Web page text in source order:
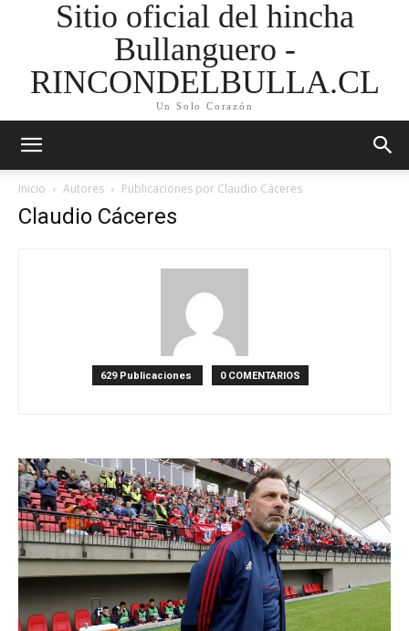
Sitio oficial del hincha
Bullanguero -
RINCONDELBULLA.CL
Un Solo Corazón
Inicio Autores Publicaciones por Claudio Cáceres
Claudio Cáceres
629 Publicaciones 0 COMENTARIOS